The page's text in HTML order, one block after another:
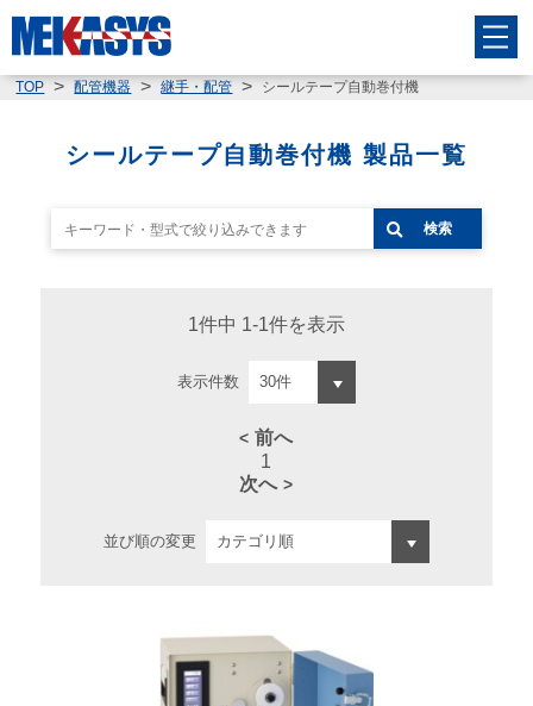
TOP 配管機器 継手・配管 シールテープ自動巻付機
シールテープ自動巻付機 製品一覧
検索
1件中 1-1件を表示
表示件数
前へ
1
次へ
並び順の変更